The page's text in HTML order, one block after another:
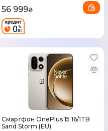
56 999₴
Смартфон OnePlus 15 16/1TB
Sand Storm (EU)